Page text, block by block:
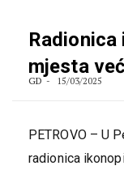
mjesta
GD 15/03/2025
PETROVO – U
radionica